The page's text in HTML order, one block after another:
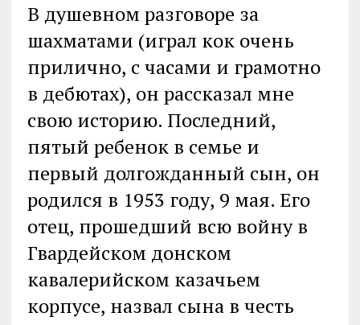
В душевном разговоре за
шахматами (играл кок очень
прилично, с часами и грамотно
в дебютах), он рассказал мне
свою историю. Последний,
пятый ребенок в семье и
первый долгожданный сын, он
родился в 1953 году, 9 мая. Его
отец, прошедший всю войну в
Гвардейском донском
кавалерийском казачьем
корпусе, назвал сына в честь